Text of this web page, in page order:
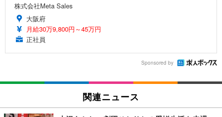
株式会社Meta Sales
大阪府
月給30万9,800円～45万円
正社員
Sponsored by
関連ニュース